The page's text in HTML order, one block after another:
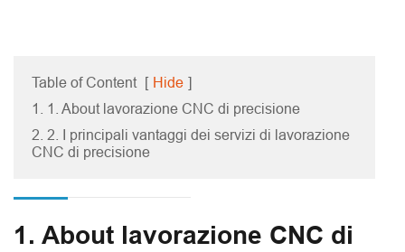
Table of Content [ Hide ]
1. 1. About lavorazione CNC di precisione
2. 2. I principali vantaggi dei servizi di lavorazione
CNC di precisione
1. About lavorazione CNC di